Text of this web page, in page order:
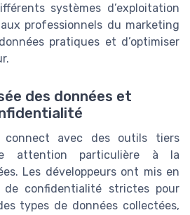
systèmes d’exploitation
professionnels du marketing
pratiques et d’optimiser
des données et
connect avec des outils tiers
attention particulière à la
Les développeurs ont mis en
de confidentialité strictes pour
types de données collectées,